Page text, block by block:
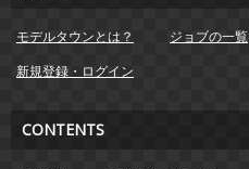
モデルタウンとは？ ジョブの一覧
新規登録・ログイン
CONTENTS